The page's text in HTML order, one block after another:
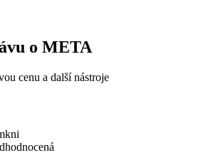
o META
cenu a další nástroje